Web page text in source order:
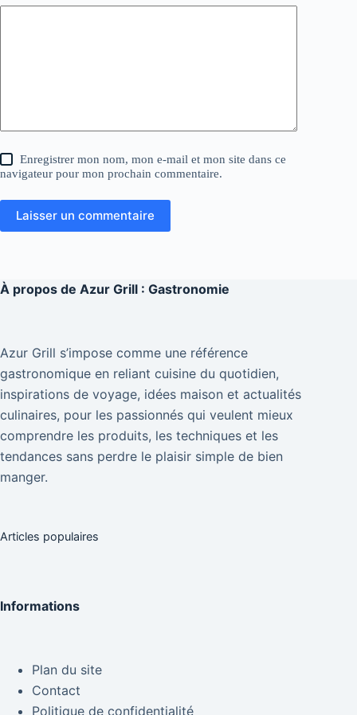
Enregistrer mon nom, mon e-mail et mon site dans ce
navigateur pour mon prochain commentaire.
Laisser un commentaire
À propos de Azur Grill : Gastronomie
Azur Grill s’impose comme une référence
gastronomique en reliant cuisine du quotidien,
inspirations de voyage, idées maison et actualités
culinaires, pour les passionnés qui veulent mieux
comprendre les produits, les techniques et les
tendances sans perdre le plaisir simple de bien
manger.
Articles populaires
Informations
Plan du site
Contact
Politique de confidentialité